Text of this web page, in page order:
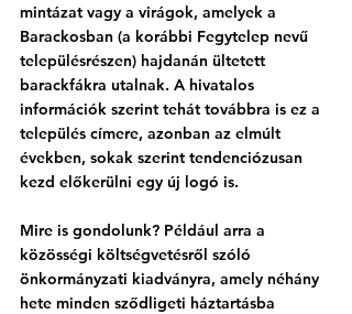
mintázat vagy a virágok, amelyek a
Barackosban (a korábbi Fegytelep nevű
településrészen) hajdanán ültetett
barackfákra utalnak. A hivatalos
információk szerint tehát továbbra is ez a
település címere, azonban az elmúlt
években, sokak szerint tendenciózusan
kezd előkerülni egy új logó is.
Mire is gondolunk? Például arra a
közösségi költségvetésről szóló
önkormányzati kiadványra, amely néhány
hete minden sződligeti háztartásba